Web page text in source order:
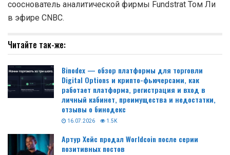
Цена биткоина достигнет $250 000 в 2025 году, заявил
сооснователь аналитической фирмы Fundstrat Том Ли
в эфире CNBC.
Читайте так-же: